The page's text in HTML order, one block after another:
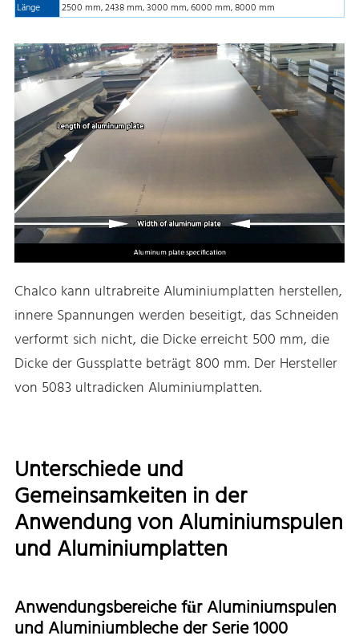
Länge 2500 mm, 2438 mm, 3000 mm, 6000 mm, 8000 mm
Chalco kann ultrabreite Aluminiumplatten herstellen,
innere Spannungen werden beseitigt, das Schneiden
verformt sich nicht, die Dicke erreicht 500 mm, die
Dicke der Gussplatte beträgt 800 mm. Der Hersteller
von 5083 ultradicken Aluminiumplatten.
Unterschiede und
Gemeinsamkeiten in der
Anwendung von Aluminiumspulen
und Aluminiumplatten
Anwendungsbereiche für Aluminiumspulen
und Aluminiumbleche der Serie 1000